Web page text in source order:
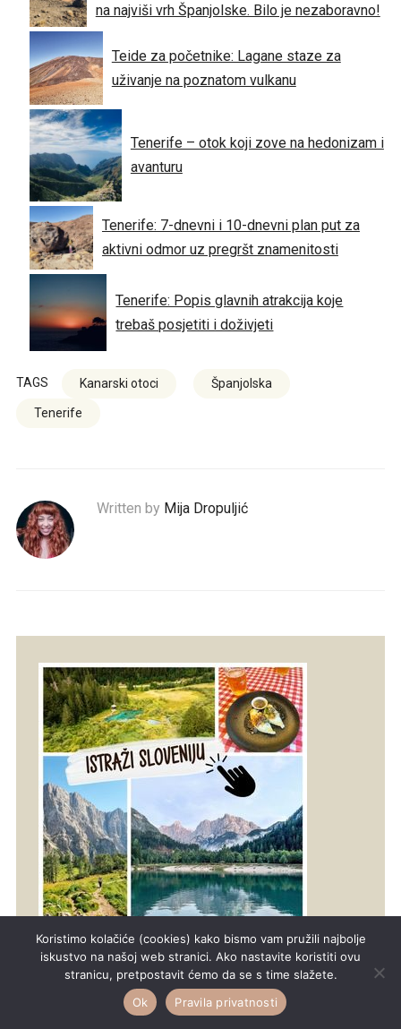
na najviši vrh Španjolske. Bilo je nezaboravno!
Teide za početnike: Lagane staze za
uživanje na poznatom vulkanu
Tenerife – otok koji zove na hedonizam i
avanturu
Tenerife: 7-dnevni i 10-dnevni plan put za
aktivni odmor uz pregršt znamenitosti
Tenerife: Popis glavnih atrakcija koje
trebaš posjetiti i doživjeti
TAGS Kanarski otoci Španjolska
Tenerife
Written by Mija Dropuljić
Koristimo kolačiće (cookies) kako bismo vam pružili najbolje
iskustvo na našoj web stranici. Ako nastavite koristiti ovu
stranicu, pretpostavit ćemo da se s time slažete.
Ok
Pravila privatnosti